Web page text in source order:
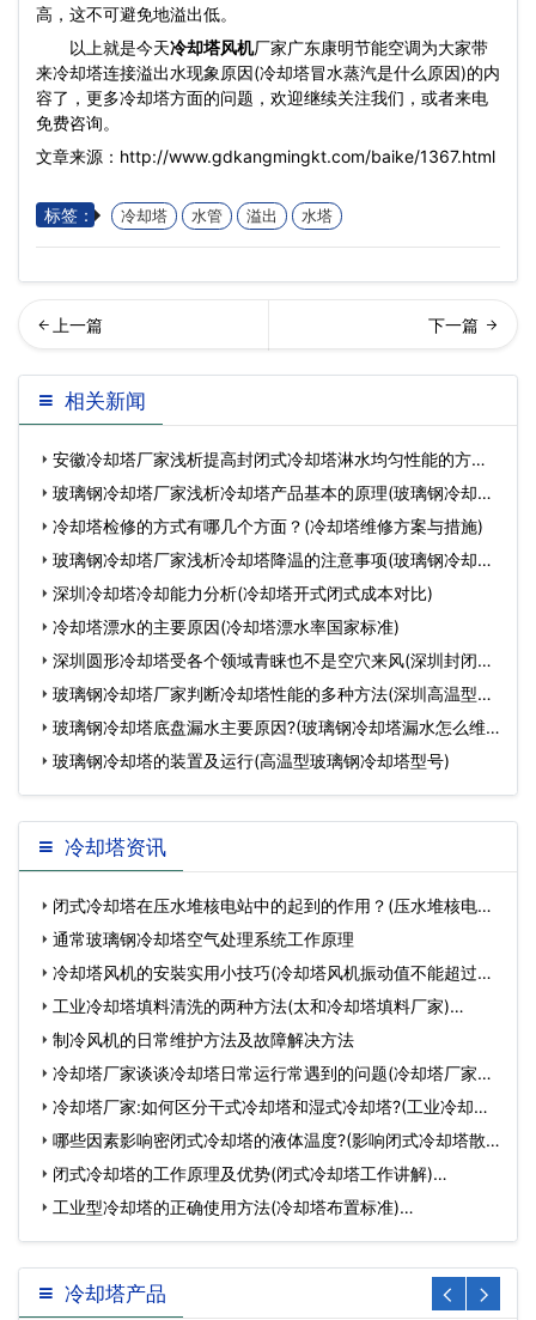
高，这不可避免地溢出低。
以上就是今天冷却塔风机厂家广东康明节能空调为大家带
来冷却塔连接溢出水现象原因(冷却塔冒水蒸汽是什么原因)的内
容了，更多冷却塔方面的问题，欢迎继续关注我们，或者来电
免费咨询。
文章来源：http://www.gdkangmingkt.com/baike/1367.html
标签： 冷却塔 水管 溢出 水塔
于横流式冷却塔和逆流式的
冷却水塔在应用上的区别
回列表
相关新闻
安徽冷却塔厂家浅析提高封闭式冷却塔淋水均匀性能的方法
(安玻璃钢冷却塔厂家浅析冷却塔产品基本的原理(玻璃钢冷却塔
有 冷却塔检修的方式有哪几个方面？(冷却塔维修方案与措施)
玻璃钢冷却塔厂家浅析冷却塔降温的注意事项(玻璃钢冷却塔
的 深圳冷却塔冷却能力分析(冷却塔开式闭式成本对比)
冷却塔漂水的主要原因(冷却塔漂水率国家标准)
深圳圆形冷却塔受各个领域青睐也不是空穴来风(深圳封闭式
冷 玻璃钢冷却塔厂家判断冷却塔性能的多种方法(深圳高温型玻
璃 玻璃钢冷却塔底盘漏水主要原因?(玻璃钢冷却塔漏水怎么维
修)玻璃钢冷却塔的装置及运行(高温型玻璃钢冷却塔型号)
冷却塔资讯
闭式冷却塔在压水堆核电站中的起到的作用？(压水堆核电站
原理…
通常玻璃钢冷却塔空气处理系统工作原理
冷却塔风机的安裝实用小技巧(冷却塔风机振动值不能超过多
少…工业冷却塔填料清洗的两种方法(太和冷却塔填料厂家)…
制冷风机的日常维护方法及故障解决方法
冷却塔厂家谈谈冷却塔日常运行常遇到的问题(冷却塔厂家优
缺…冷却塔厂家:如何区分干式冷却塔和湿式冷却塔?(工业冷却塔
与…哪些因素影响密闭式冷却塔的液体温度?(影响闭式冷却塔散
热…闭式冷却塔的工作原理及优势(闭式冷却塔工作讲解)…
工业型冷却塔的正确使用方法(冷却塔布置标准)…
冷却塔产品